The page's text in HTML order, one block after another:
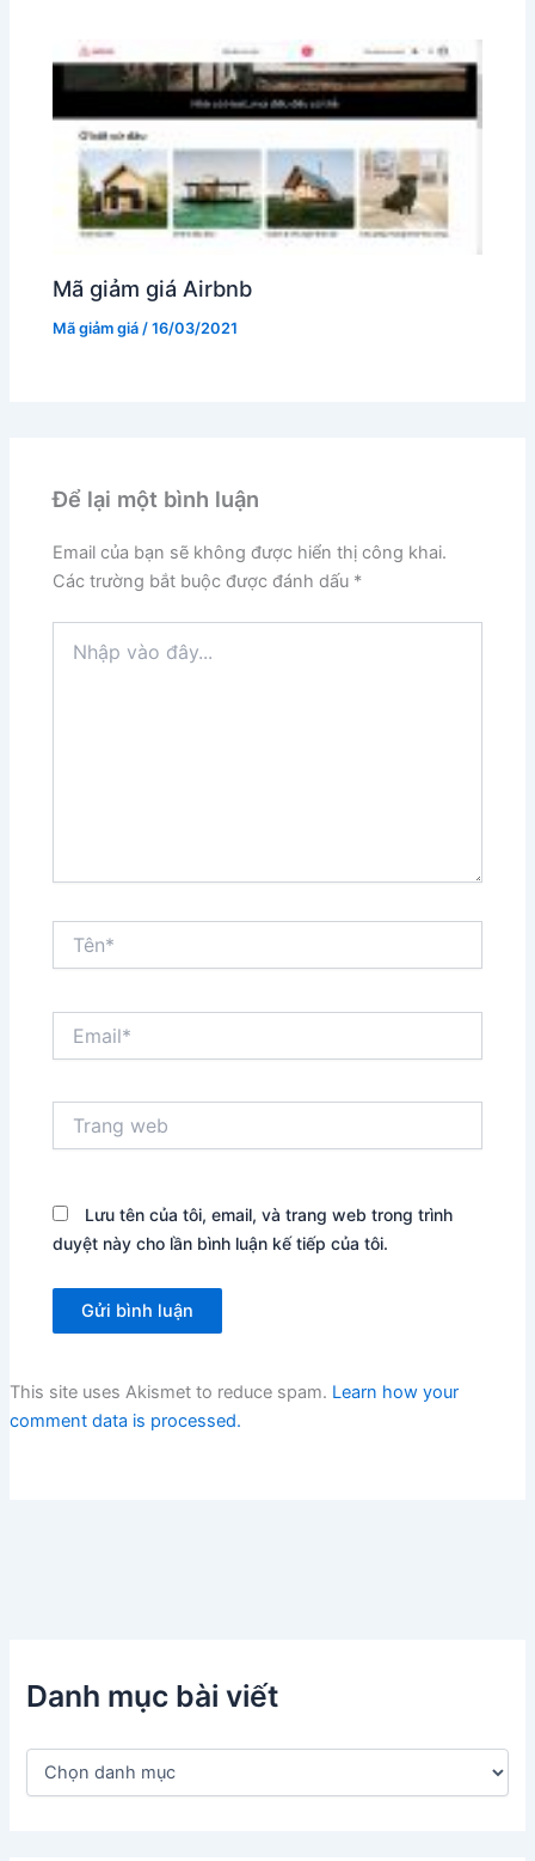
Mã giảm giá Airbnb
Mã giảm giá /16/03/2021
Để lại một bình luận
Email của bạn sẽ không được hiển thị công khai.
Các trường bắt buộc được đánh dấu *
vào
web
Lưu tên của tôi, email, và trang web trong trình
duyệt này cho lần bình luận kế tiếp của tôi.
This site uses Akismet to reduce spam. Learn how your
comment data is processed.
Danh mục bài viết
D